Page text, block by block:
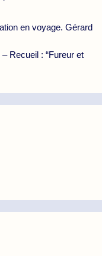
en voyage. Gérard
Recueil : “Fureur et